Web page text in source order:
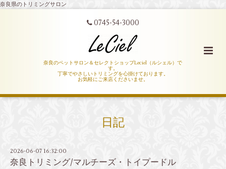
奈良県のトリミングサロン
0745-54-3000
奈良のペットサロン＆セレクトショップLeciel（ルシェル）で
す。
丁寧でやさしいトリミングを心掛けております。
お気軽にご来店くださいませ。
日記
2026-06-07 16:32:00
奈良トリミング/マルチーズ・トイプードル